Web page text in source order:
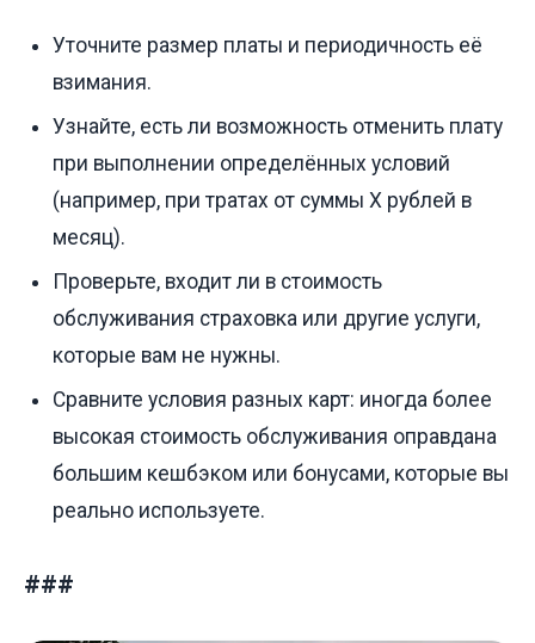
Уточните размер платы и периодичность её
взимания.
Узнайте, есть ли возможность отменить плату
при выполнении определённых условий
(например, при тратах от суммы Х рублей в
месяц).
Проверьте, входит ли в стоимость
обслуживания страховка или другие услуги,
которые вам не нужны.
Сравните условия разных карт: иногда более
высокая стоимость обслуживания оправдана
большим кешбэком или бонусами, которые вы
реально используете.
###